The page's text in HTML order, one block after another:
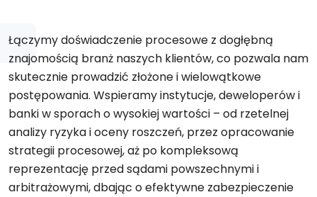
Łączymy doświadczenie procesowe z dogłębną
znajomością branż naszych klientów, co pozwala nam
skutecznie prowadzić złożone i wielowątkowe
postępowania. Wspieramy instytucje, deweloperów i
banki w sporach o wysokiej wartości – od rzetelnej
analizy ryzyka i oceny roszczeń, przez opracowanie
strategii procesowej, aż po kompleksową
reprezentację przed sądami powszechnymi i
arbitrażowymi, dbając o efektywne zabezpieczenie